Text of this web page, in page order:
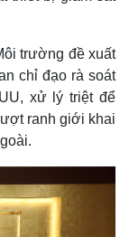
trường đề xuất
chỉ đạo rà soát
xử lý triệt để
ranh giới khai